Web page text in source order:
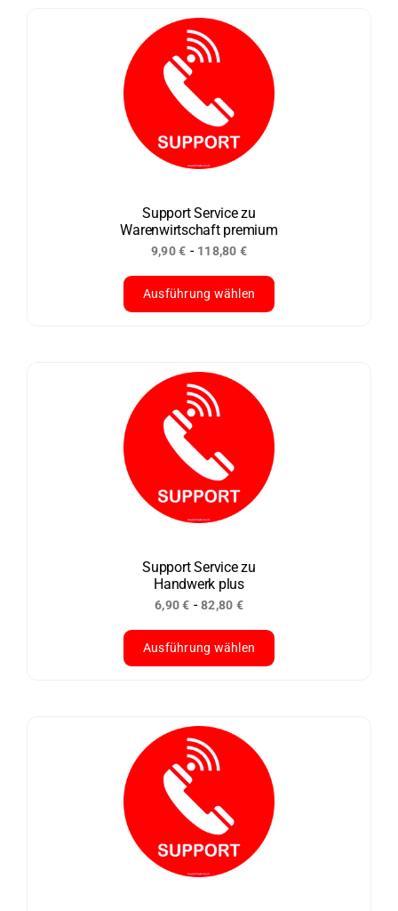
mehrere
Varianten
auf.
Die
Optionen
können
Produktseite
gewählt
werden
Support Service zu
Warenwirtschaft premium
9,90€ - 118,80 €
Ausführung wählen
mehrere
Varianten
auf.
Die
Optionen
können
Produktseite
gewählt
werden
Support Service zu
Handwerk plus
6,90€ -82,80 €
Ausführung wählen
mehrere
Varianten
auf.
Die
Optionen
können